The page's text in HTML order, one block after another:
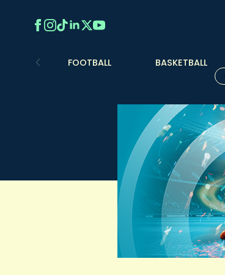
FOOTBALL BASKETBALL